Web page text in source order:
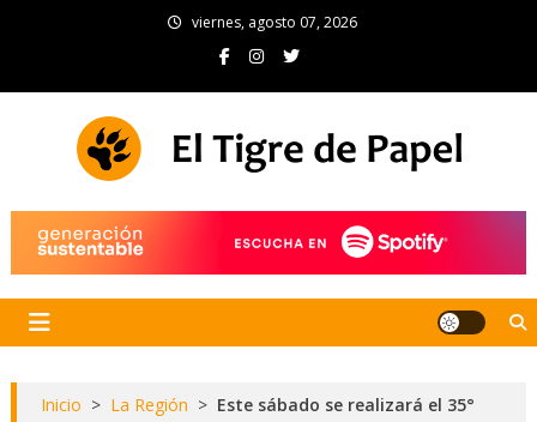
viernes, agosto 07, 2026
Inicio > La Región > Este sábado se realizará el 35°